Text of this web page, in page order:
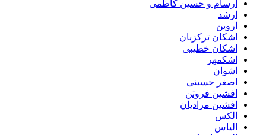
اَرسام و حسین کاظمی
ارشد
اروین
اشکان ترکزبان
اشکان خطیبی
اشکمهر
اشوان
اصغر حسینی
افشین فروتن
افشین مرادیان
الکس
الیاس